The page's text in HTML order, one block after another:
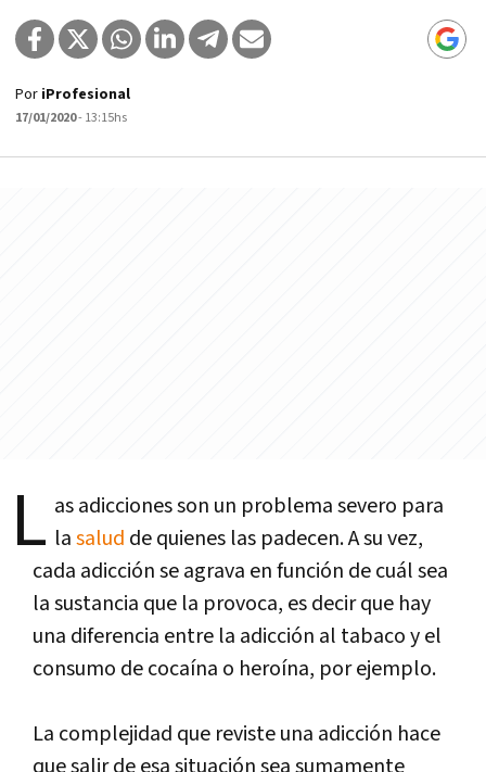
Por iProfesional
17/01/2020- 13:15hs
L as adicciones son un problema severo para
lasalud de quienes las padecen. A su vez,
cada adicción se agrava en función de cuál sea
la sustancia que la provoca, es decir que hay
una diferencia entre la adicción al tabaco y el
consumo de cocaína o heroína, por ejemplo.
La complejidad que reviste una adicción hace